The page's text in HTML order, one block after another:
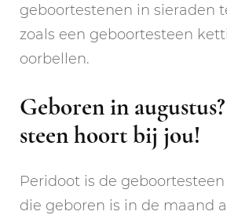
geboortestenen in sieraden
zoals een geboortesteen
oorbellen.
Geboren in
steen hoort bij jou!
Peridoot is de
die geboren is in de maand